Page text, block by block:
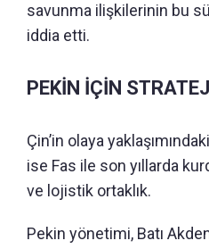
savunma ilişkilerinin bu
iddia etti.
PEKİN İÇİN
Çin’in olaya
ise Fas ile son yıllarda
ve lojistik ortaklık.
Pekin yönetimi, Batı